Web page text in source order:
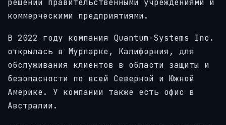
коммерческими предприятиями.
В 2022 году компания Quantum-Systems Inc.
открылась в Мурпарке, Калифорния, для
обслуживания клиентов в области защиты и
безопасности по всей Северной и Южной
Америке. У компании также есть офис в
Австралии.